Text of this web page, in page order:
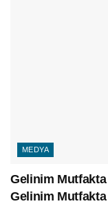
MEDYA
Gelinim
Gelinim